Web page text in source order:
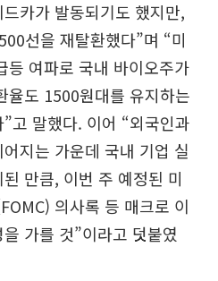
카가 발동되기도 했지만,
선을 재탈환했다”며 “미
등 여파로 국내 바이오주가
율도 1500원대를 유지하는
고 말했다. 이어 “외국인과
지는 가운데 국내 기업 실
만큼, 이번 주 예정된 미
의사록 등 매크로 이
가를 것”이라고 덧붙였